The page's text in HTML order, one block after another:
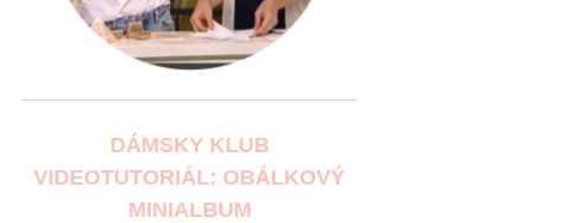
DÁMSKY KLUB
VIDEOTUTORIÁL: OBÁLKOVÝ
MINIALBUM